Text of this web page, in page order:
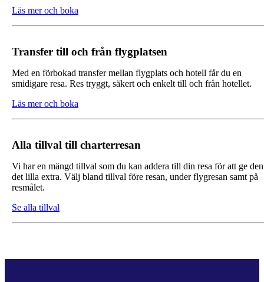
Läs mer och boka
Transfer till och från flygplatsen
Med en förbokad transfer mellan flygplats och hotell får du en
smidigare resa. Res tryggt, säkert och enkelt till och från hotellet.
Läs mer och boka
Alla tillval till charterresan
Vi har en mängd tillval som du kan addera till din resa för att ge den
det lilla extra. Välj bland tillval före resan, under flygresan samt på
resmålet.
Se alla tillval